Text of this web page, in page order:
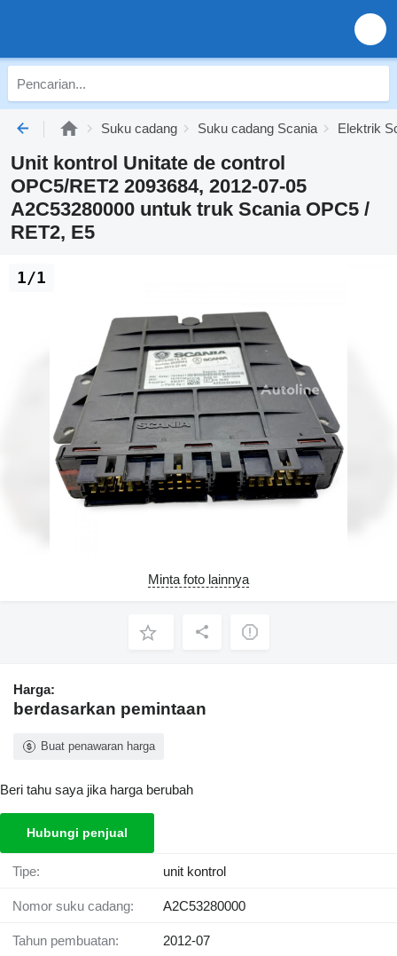
Suku cadang Suku cadang Scania Elektrik
Unit kontrol Unitate de control
OPC5/RET2 2093684, 2012-07-05
A2C53280000 untuk truk Scania OPC5 /
RET2, E5
1/1
Minta foto lainnya
Harga:
berdasarkan pemintaan
Buat penawaran harga
Beri tahu saya jika harga berubah
Hubungi penjual
Tipe: unit kontrol
Nomor suku cadang: A2C53280000
Tahun pembuatan: 2012-07